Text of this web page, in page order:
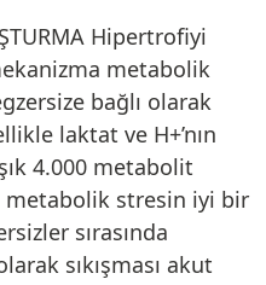
Hipertrofiyi
metabolik
bağlı olarak
laktat ve H+’nın
4.000 metabolit
metabolik stresin iyi bir
sırasında
sıkışması akut